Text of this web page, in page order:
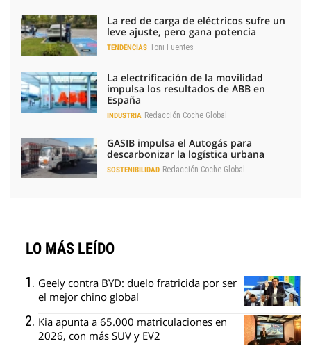
La red de carga de eléctricos sufre un
leve ajuste, pero gana potencia
TENDENCIAS Toni Fuentes
La electrificación de la movilidad
impulsa los resultados de ABB en
España
INDUSTRIA Redacción Coche Global
GASIB impulsa el Autogás para
descarbonizar la logística urbana
SOSTENIBILIDAD Redacción Coche Global
LO MÁS LEÍDO
Geely contra BYD: duelo fratricida por ser
el mejor chino global
Kia apunta a 65.000 matriculaciones en
2026, con más SUV y EV2